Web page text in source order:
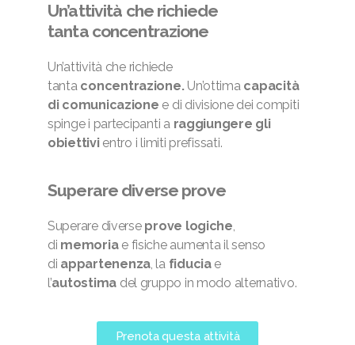
Un’attività che richiede
tanta concentrazione
Un’attività che richiede
tanta concentrazione. Un’ottima capacità
di comunicazione e di divisione dei compiti
spinge i partecipanti a raggiungere gli
obiettivientro i limiti prefissati.
Superare diverse prove
Superare diverse prove logiche,
di memoriae fisiche aumenta il senso
di appartenenza, la fiduciae
l’autostima del gruppo in modo alternativo.
Prenota questa attività